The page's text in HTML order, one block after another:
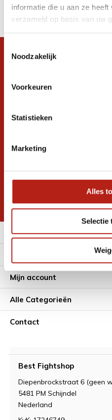
informatie die u aan ze
verzameld op basis van uw
Noodzakelijk
Voorkeuren
Statistieken
Marketing
Alles
Selectie
Filter
Sorteren op
Snel antwoord op je
graag verder. 24/7
Ontvang de nieuwste
* Lees hier de wettelijke
Meer informatie
Mijn account
Alle Categorieën
Contact
Best Fightshop
Diepenbrockstraat 6 (geen
5481 PM Schijndel
Nederland